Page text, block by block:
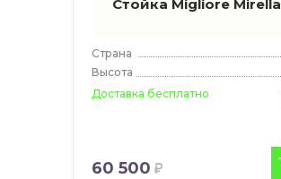
Стойка Migliore Mirella
Страна
Высота
Доставка бесплатно
60 500